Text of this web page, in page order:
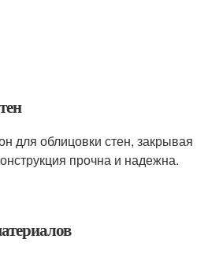
для облицовки стен, закрывая
прочна и надежна.